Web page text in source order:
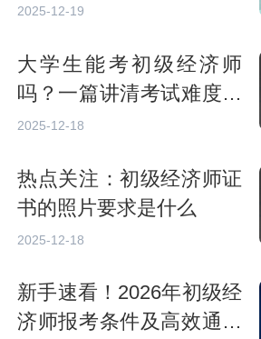
2025-12-19
大学生能考初级经济师
吗？一篇讲清考试难度、
报名条件与备考价值
2025-12-18
热点关注：初级经济师证
书的照片要求是什么
2025-12-18
新手速看！2026年初级经
济师报考条件及高效通关